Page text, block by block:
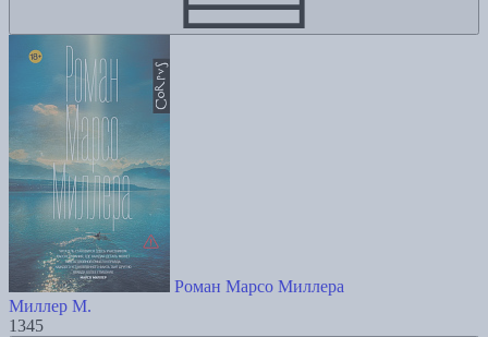
Роман Марсо Миллера
Миллер М.
1345